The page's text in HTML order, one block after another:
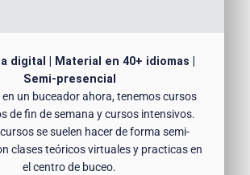
digital | Material en 40+ idiomas |
Semi-presencial
un buceador ahora, tenemos cursos
de fin de semana y cursos intensivos.
se suelen hacer de forma semi-
clases teóricos virtuales y practicas en
el centro de buceo.